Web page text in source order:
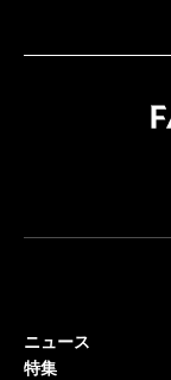
ニュース
特集